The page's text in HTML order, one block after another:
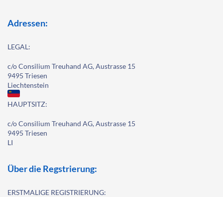
Adressen:
LEGAL:
c/o Consilium Treuhand AG, Austrasse 15
9495 Triesen
Liechtenstein
HAUPTSITZ:
c/o Consilium Treuhand AG, Austrasse 15
9495 Triesen
LI
Über die Regstrierung:
ERSTMALIGE REGISTRIERUNG: